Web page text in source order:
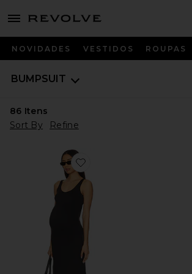
menu - shows more content
NOVIDADES VESTIDOS ROUPAS
BUMPSUIT
86 Itens
Sort By
Refine
Favorite Ella Dress